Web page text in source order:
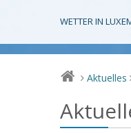
WETTER IN
> Aktuelles